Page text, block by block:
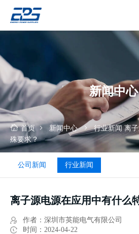
镀
电
源
新闻中心
首页 新闻中心 行业新闻 离
殊要求？
公司新闻 行业新闻
离子源电源在应用中有什么
作者：深圳市英能电气有限公司
时间：2024-04-22